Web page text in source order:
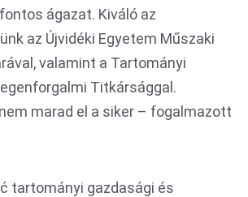
ágazat. Kiváló az
az Újvidéki Egyetem Műszaki
valamint a Tartományi
Titkársággal.
marad el a siker – fogalmazott
tartományi gazdasági és